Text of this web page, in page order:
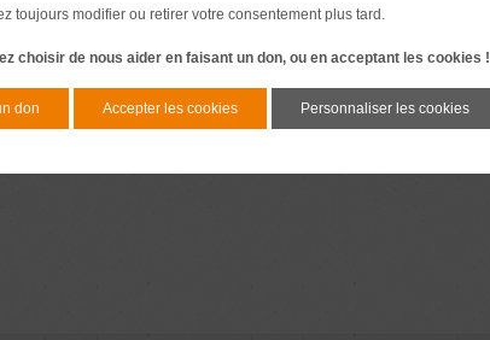
toujours modifier ou retirer votre consentement plus tard.
choisir de nous aider en faisant un don, ou en acceptant les cookies !
don Accepter les cookies Personnaliser les cookies